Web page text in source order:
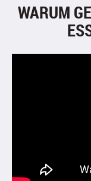
WARUM